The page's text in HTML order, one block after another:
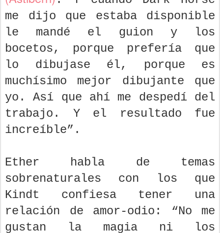
me dijo que estaba disponible
le mandé el guion y los
bocetos, porque prefería que
lo dibujase él, porque es
muchísimo mejor dibujante que
yo. Así que ahí me despedí del
trabajo. Y el resultado fue
increíble”.
Ether habla de temas
sobrenaturales con los que
Kindt confiesa tener una
relación de amor-odio: “No me
gustan la magia ni los